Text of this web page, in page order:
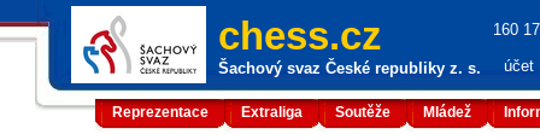
chess.cz
Šachový svaz České republiky z. s.
160
účet
Reprezentace Extraliga Soutěže Mládež